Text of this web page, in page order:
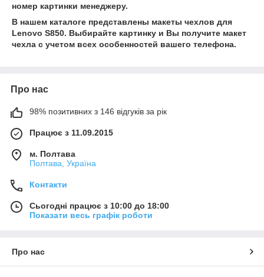
номер картинки менеджеру.
В нашем каталоге представлены макеты чехлов для
Lenovo S850. Выбирайте картинку и Вы получите макет
чехла с учетом всех особенностей вашего телефона.
Про нас
98% позитивних з 146 відгуків за рік
Працює з 11.09.2015
м. Полтава
Полтава, Україна
Контакти
Сьогодні працює з 10:00 до 18:00
Показати весь графік роботи
Про нас